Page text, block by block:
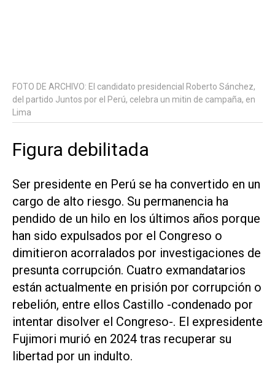
FOTO DE ARCHIVO: El candidato presidencial Roberto Sánchez,
del partido Juntos por el Perú, celebra un mitin de campaña, en
Lima
Figura debilitada
Ser presidente en Perú se ha convertido en un
cargo de alto riesgo. Su permanencia ha
pendido de un hilo en los últimos años porque
​han sido expulsados ‌por el Congreso o
dimitieron acorralados por investigaciones de
presunta corrupción. Cuatro exmandatarios
están actualmente en prisión por corrupción o
rebelión, entre ellos Castillo -condenado por
intentar disolver el Congreso-. El expresidente
Fujimori murió en 2024 tras recuperar su
libertad por un indulto.